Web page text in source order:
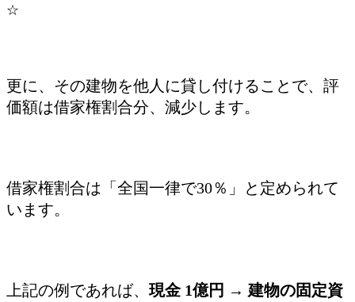
☆
更に、その建物を他人に貸し付けることで、評
価額は借家権割合分、減少します。
借家権割合は「全国一律で30％」と定められて
います。
上記の例であれば、現金 1億円 → 建物の固定資